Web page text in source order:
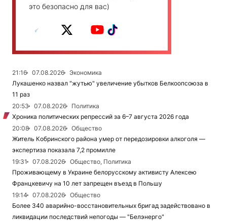
это безопасно для вас)
21:16 07.08.2026
Экономика
Лукашенко назвал "жутью" увеличение убытков Белкоопсоюза в
11 раз
20:53
07.08.2026
Политика
Хроника политических репрессий за 6–7 августа 2026 года
20:08
07.08.2026
Общество
Житель Кобринского района умер от передозировки алкоголя —
экспертиза показала 7,2 промилле
19:31
07.08.2026
Общество, Политика
Проживающему в Украине белорусскому активисту Алексею
Францкевичу на 10 лет запрещен въезд в Польшу
19:14
07.08.2026
Общество
Более 340 аварийно-восстановительных бригад задействовано в
ликвидации последствий непогоды — "Белэнерго"